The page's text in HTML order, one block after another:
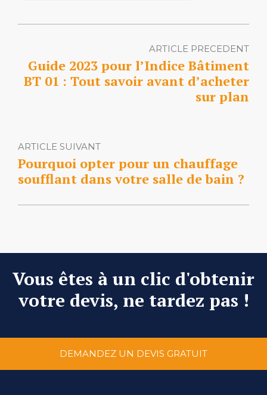
ARTICLE PRECEDENT
Guide 2023 pour l’Indice Bâtiment
BT 01 : Tout savoir avant d’acheter
sur plan
ARTICLE SUIVANT
Pourquoi opter pour un chauffage
soufflant dans votre salle de bain ?
Vous êtes à un clic d'obtenir
votre devis, ne tardez pas !
DEMANDEZ UN DEVIS GRATUIT